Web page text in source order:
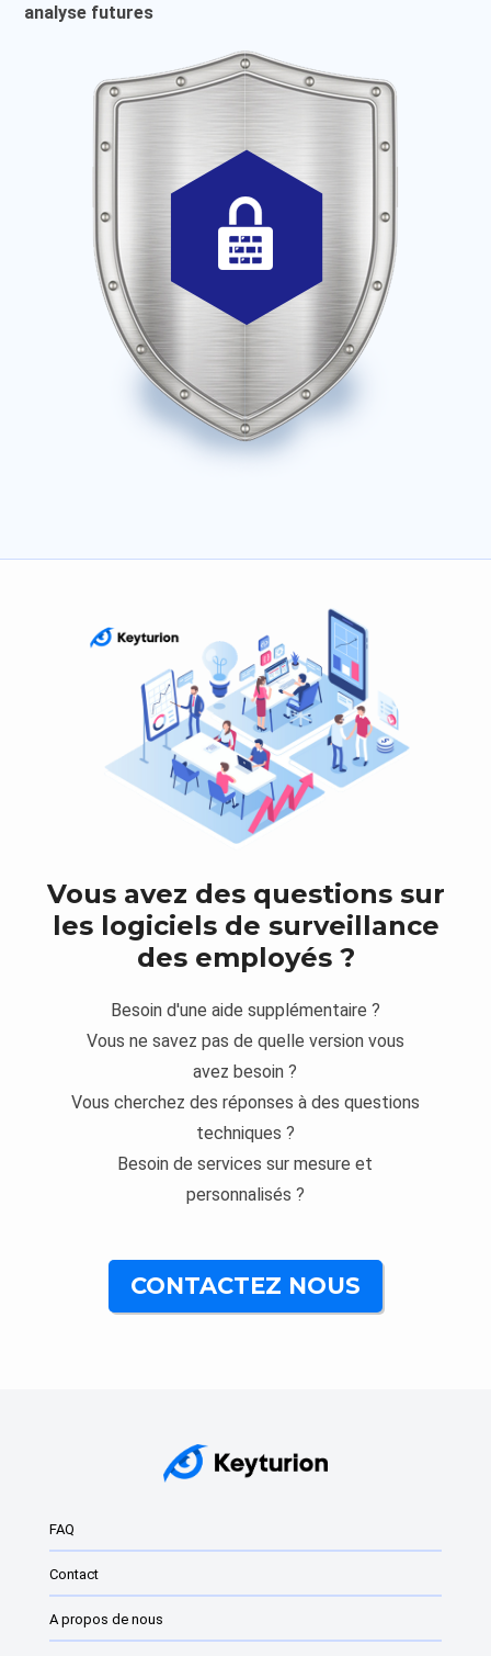
analyse futures
Vous avez des questions sur
les logiciels de surveillance
des employés ?
Besoin d'une aide supplémentaire ?
Vous ne savez pas de quelle version vous
avez besoin ?
Vous cherchez des réponses à des questions
techniques ?
Besoin de services sur mesure et
personnalisés ?
CONTACTEZ NOUS
FAQ
Contact
A propos de nous